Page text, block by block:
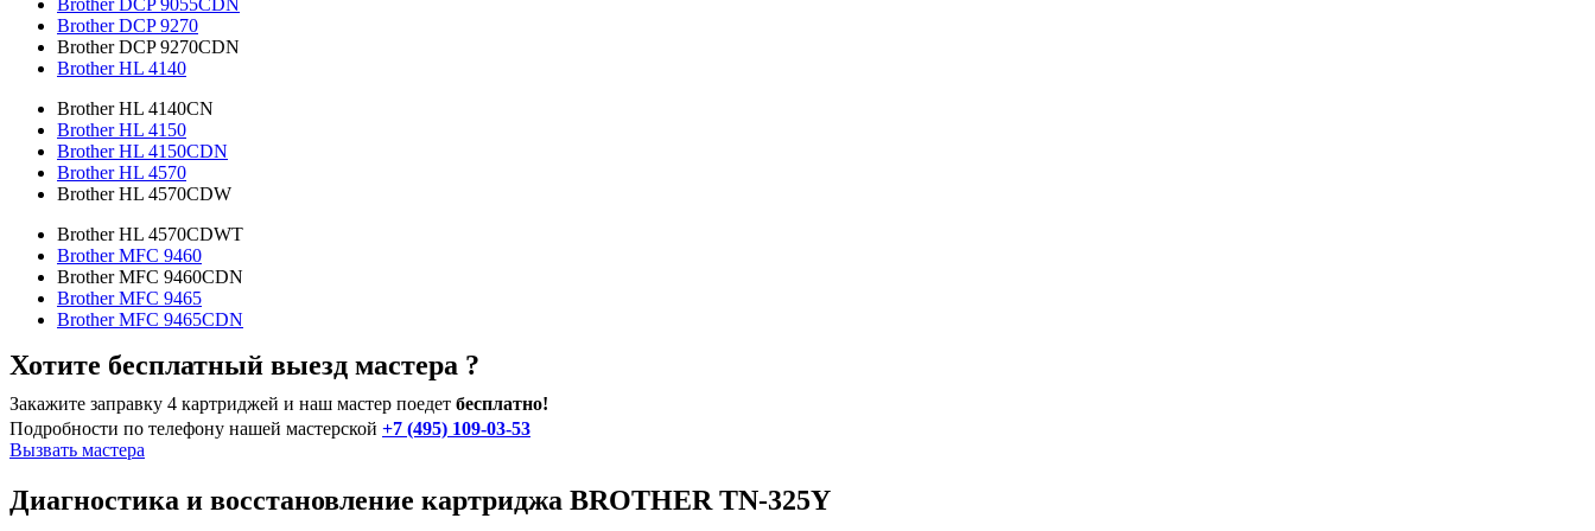
Brother DCP 9055CDN
Brother DCP 9270
Brother DCP 9270CDN
Brother HL 4140
Brother HL 4140CN
Brother HL 4150
Brother HL 4150CDN
Brother HL 4570
Brother HL 4570CDW
Brother HL 4570CDWT
Brother MFC 9460
Brother MFC 9460CDN
Brother MFC 9465
Brother MFC 9465CDN
Хотите бесплатный выезд мастера ?
Закажите заправку 4 картриджей и наш мастер поедет бесплатно!
Подробности по телефону нашей мастерской +7 (495) 109-03-53
Вызвать мастера
Диагностика и восстановление картриджа BROTHER TN-325Y